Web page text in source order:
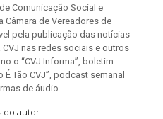
Comunicação Social e
Câmara de Vereadores de
pela publicação das notícias
nas redes sociais e outros
o “CVJ Informa”, boletim
Tão CVJ”, podcast semanal
de áudio.
do autor